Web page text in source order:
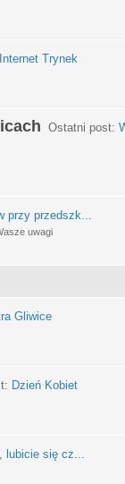
Internet Trynek
Ostatni post:
przy przedszk...
uwagi
Gliwice
Dzień Kobiet
lubicie się cz...